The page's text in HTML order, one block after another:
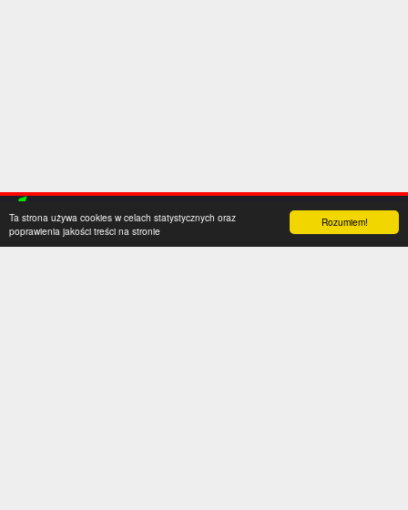
Rozumiem!
Ta strona używa cookies w celach statystycznych oraz
poprawienia jakości treści na stronie